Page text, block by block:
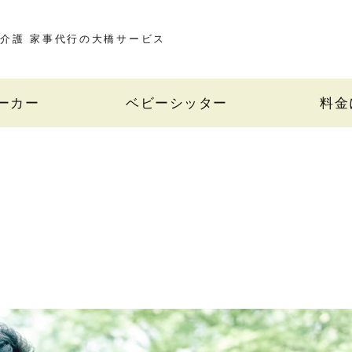
護 家事代行の大橋サービス
カー ベビーシッター 料